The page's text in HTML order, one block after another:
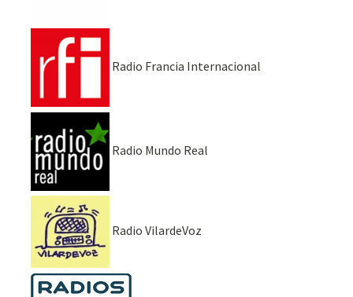
Radio Francia Internacional
Radio Mundo Real
Radio VilardeVoz